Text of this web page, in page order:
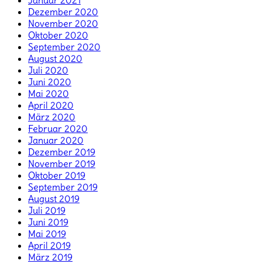
Dezember 2020
November 2020
Oktober 2020
September 2020
August 2020
Juli 2020
Juni 2020
Mai 2020
April 2020
März 2020
Februar 2020
Januar 2020
Dezember 2019
November 2019
Oktober 2019
September 2019
August 2019
Juli 2019
Juni 2019
Mai 2019
April 2019
März 2019